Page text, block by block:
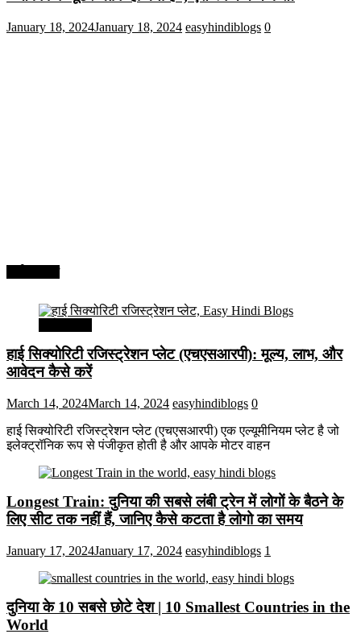
January 18, 2024January 18, 2024 easyhindiblogs 0
हाई सिक्योरिटी रजिस्ट्रेशन प्लेट (एचएसआरपी): मूल्य, लाभ, और
आवेदन कैसे करें
March 14, 2024March 14, 2024 easyhindiblogs 0
हाई सिक्योरिटी रजिस्ट्रेशन प्लेट (एचएसआरपी) एक एल्यूमीनियम प्लेट है जो
इलेक्ट्रॉनिक रूप से पंजीकृत होती है और आपके मोटर वाहन
Longest Train: दुनिया की सबसे लंबी ट्रेन में लोगों के बैठने के
लिए सीट तक ​​नहीं हैं, जानिए कैसे कटता है लोगो का समय
January 17, 2024January 17, 2024 easyhindiblogs 1
दुनिया के 10 सबसे छोटे देश | 10 Smallest Countries in the
World